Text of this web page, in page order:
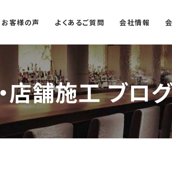
お客様の声 よくあるご質問 会社情報
店舗施工 ブロ